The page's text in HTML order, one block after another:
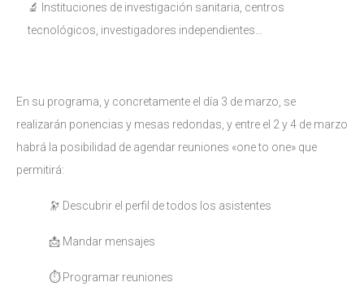
🔬 Instituciones de investigación sanitaria, centros
tecnológicos, investigadores independientes…
En su programa, y concretamente el día 3 de marzo, se
realizarán ponencias y mesas redondas, y entre el 2 y 4 de marzo
habrá la posibilidad de agendar reuniones «one to one» que
permitirá:
🔭 Descubrir el perfil de todos los asistentes
📩 Mandar mensajes
⏱ Programar reuniones